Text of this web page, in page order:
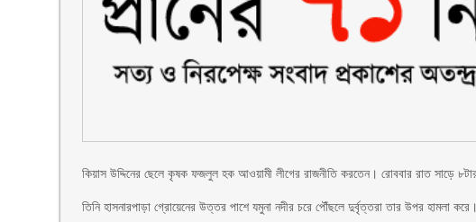
কিয়াস উদ্দিনের ছেলে কৃষক ফজলুল হক আওয়ামী লীগের রাজনীতি করতেন। রোববার রাত সাড়ে ৮টার
তিনি হাসনারপাড়া গ্রোয়েনের উত্তর পাশে যমুনা নদীর চরে পৌঁছলে দুর্বৃত্তরা তার উপর হামলা